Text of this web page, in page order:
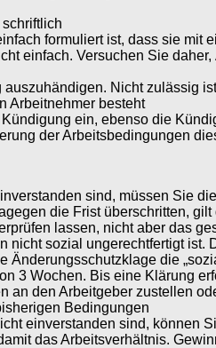
formuliert ist, dass sie mit
einfach. Versuchen Sie
Nicht zulässig
Arbeitnehmer besteht
ein, ebenso die
der Arbeitsbedingungen
sind, müssen Sie
die Frist überschritten,
lassen, nicht aber das
sozial ungerechtfertigt
Änderungsschutzklage die
3 Wochen. Bis eine Klärung
an den Arbeitgeber zustellen
Bedingungen
einverstanden sind,
das Arbeitsverhältnis.